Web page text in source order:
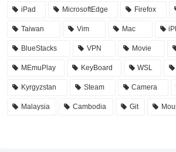
iPad MicrosoftEdge Firefox
Taiwan Vim Mac
BlueStacks VPN Movie
MEmuPlay KeyBoard WSL
Kyrgyzstan Steam Camera
Malaysia Cambodia Git